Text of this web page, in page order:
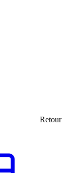
Retour